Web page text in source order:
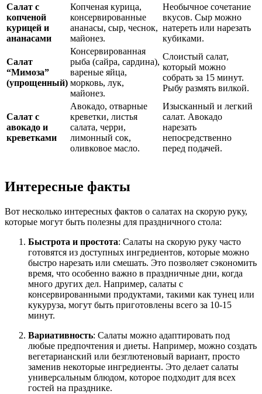
Салат с
копченой
курицей и
ананасами
Копченая курица,
консервированные
ананасы, сыр, чеснок,
майонез.
Необычное сочетание
вкусов. Сыр можно
натереть или нарезать
кубиками.
Салат
“Мимоза”
(упрощенный)
Консервированная
рыба (сайра, сардина),
вареные яйца,
морковь, лук,
майонез.
Слоистый салат,
который можно
собрать за 15 минут.
Рыбу размять вилкой.
Салат с
авокадо и
креветками
Авокадо, отварные
креветки, листья
салата, черри,
лимонный сок,
оливковое масло.
Изысканный и легкий
салат. Авокадо
нарезать
непосредственно
перед подачей.
Интересные факты
Вот несколько интересных фактов о салатах на скорую руку,
которые могут быть полезны для праздничного стола:
Быстрота и простота: Салаты на скорую руку часто
готовятся из доступных ингредиентов, которые можно
быстро нарезать или смешать. Это позволяет сэкономить
время, что особенно важно в праздничные дни, когда
много других дел. Например, салаты с
консервированными продуктами, такими как тунец или
кукуруза, могут быть приготовлены всего за 10-15
минут.
Вариативность: Салаты можно адаптировать под
любые предпочтения и диеты. Например, можно создать
вегетарианский или безглютеновый вариант, просто
заменив некоторые ингредиенты. Это делает салаты
универсальным блюдом, которое подходит для всех
гостей на празднике.